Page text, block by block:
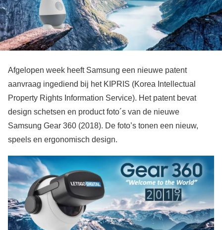
Afgelopen week heeft Samsung een nieuwe patent
aanvraag ingediend bij het KIPRIS (Korea Intellectual
Property Rights Information Service). Het patent bevat
design schetsen en product foto´s van de nieuwe
Samsung Gear 360 (2018). De foto’s tonen een nieuw,
speels en ergonomisch design.